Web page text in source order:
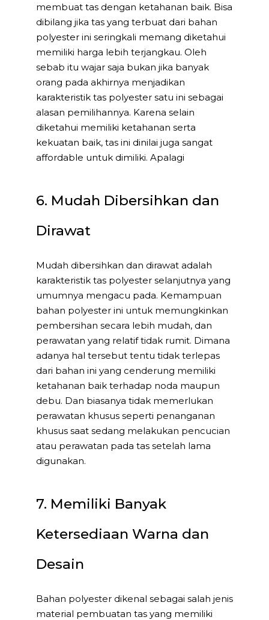
membuat tas dengan ketahanan baik. Bisa
dibilang jika tas yang terbuat dari bahan
polyester ini seringkali memang diketahui
memiliki harga lebih terjangkau. Oleh
sebab itu wajar saja bukan jika banyak
orang pada akhirnya menjadikan
karakteristik tas polyester satu ini sebagai
alasan pemilihannya. Karena selain
diketahui memiliki ketahanan serta
kekuatan baik, tas ini dinilai juga sangat
affordable untuk dimiliki. Apalagi
6. Mudah Dibersihkan dan
Dirawat
Mudah dibersihkan dan dirawat adalah
karakteristik tas polyester selanjutnya yang
umumnya mengacu pada. Kemampuan
bahan polyester ini untuk memungkinkan
pembersihan secara lebih mudah, dan
perawatan yang relatif tidak rumit. Dimana
adanya hal tersebut tentu tidak terlepas
dari bahan ini yang cenderung memiliki
ketahanan baik terhadap noda maupun
debu. Dan biasanya tidak memerlukan
perawatan khusus seperti penanganan
khusus saat sedang melakukan pencucian
atau perawatan pada tas setelah lama
digunakan.
7. Memiliki Banyak
Ketersediaan Warna dan
Desain
Bahan polyester dikenal sebagai salah jenis
material pembuatan tas yang memiliki